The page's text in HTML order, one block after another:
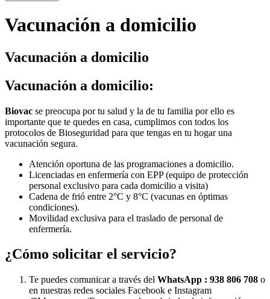
Vacunación a domicilio
Vacunación a domicilio
Vacunación a domicilio:
Biovac se preocupa por tu salud y la de tu familia por ello es
importante que te quedes en casa, cumplimos con todos los
protocolos de Bioseguridad para que tengas en tu hogar una
vacunación segura.
Atención oportuna de las programaciones a domicilio.
Licenciadas en enfermería con EPP (equipo de protección
personal exclusivo para cada domicilio a visita)
Cadena de frió entre 2°C y 8°C (vacunas en óptimas
condiciones).
Movilidad exclusiva para el traslado de personal de
enfermería.
¿Cómo solicitar el servicio?
Te puedes comunicar a través del WhatsApp : 938 806 708 o
en nuestras redes sociales Facebook e Instagram